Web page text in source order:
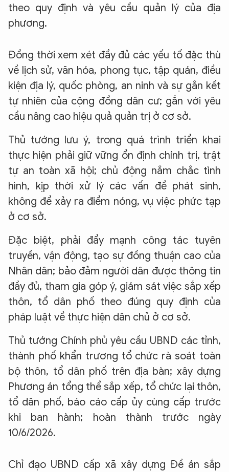
theo quy định và yêu cầu quản lý của địa
phương.
Đồng thời xem xét đầy đủ các yếu tố đặc thù
về lịch sử, văn hóa, phong tục, tập quán, điều
kiện địa lý, quốc phòng, an ninh và sự gắn kết
tự nhiên của cộng đồng dân cư; gắn với yêu
cầu nâng cao hiệu quả quản trị ở cơ sở.
Thủ tướng lưu ý, trong quá trình triển khai
thực hiện phải giữ vững ổn định chính trị, trật
tự an toàn xã hội; chủ động nắm chắc tình
hình, kịp thời xử lý các vấn đề phát sinh,
không để xảy ra điểm nóng, vụ việc phức tạp
ở cơ sở.
Đặc biệt, phải đẩy mạnh công tác tuyên
truyền, vận động, tạo sự đồng thuận cao của
Nhân dân; bảo đảm người dân được thông tin
đầy đủ, tham gia góp ý, giám sát việc sắp xếp
thôn, tổ dân phố theo đúng quy định của
pháp luật về thực hiện dân chủ ở cơ sở.
Thủ tướng Chính phủ yêu cầu UBND các tỉnh,
thành phố khẩn trương tổ chức rà soát toàn
bộ thôn, tổ dân phố trên địa bàn; xây dựng
Phương án tổng thể sắp xếp, tổ chức lại thôn,
tổ dân phố, báo cáo cấp ủy cùng cấp trước
khi ban hành; hoàn thành trước ngày
10/6/2026.
Chỉ đạo UBND cấp xã xây dựng Đề án sắp